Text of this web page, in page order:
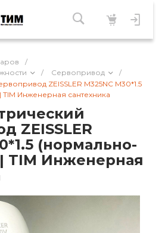
/
/ Сервопривод
/
ZEISSLER M325NC M30*1.5
Инженерная сантехника
ZEISSLER
(нормально-
TIM Инженерная